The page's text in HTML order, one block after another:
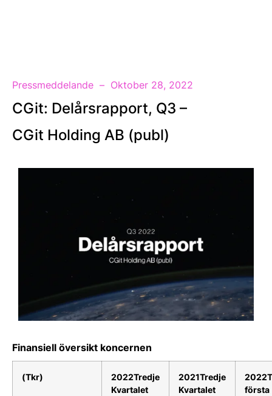
Pressmeddelande Oktober 28, 2022
CGit: Delårsrapport, Q3 –
CGit Holding AB (publ)
Finansiell översikt koncernen
(Tkr) 2022Tredje
Kvartalet
2021Tredje
Kvartalet
2022
första